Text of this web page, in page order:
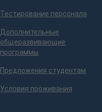
Тестирование персонала
Дополнительные
общеразвивающие
программы
Предложения студентам
Условия проживания